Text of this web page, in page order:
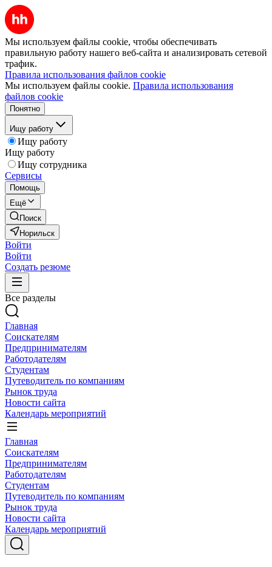
Мы используем файлы cookie, чтобы обеспечивать
правильную работу нашего веб-сайта и анализировать сетевой
трафик.
Правила использования файлов cookie
Мы используем файлы cookie. Правила использования
файлов cookie
Понятно
Ищу работу
Ищу работу
Ищу работу
Ищу сотрудника
Сервисы
Помощь
Ещё
Поиск
Норильск
Войти
Войти
Создать резюме
Все разделы
Главная
Соискателям
Предпринимателям
Работодателям
Студентам
Путеводитель по компаниям
Рынок труда
Новости сайта
Календарь мероприятий
Главная
Соискателям
Предпринимателям
Работодателям
Студентам
Путеводитель по компаниям
Рынок труда
Новости сайта
Календарь мероприятий